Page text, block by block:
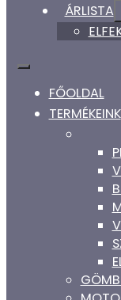
ÁRLISTA
FŐOLDAL
TERMÉKEINK